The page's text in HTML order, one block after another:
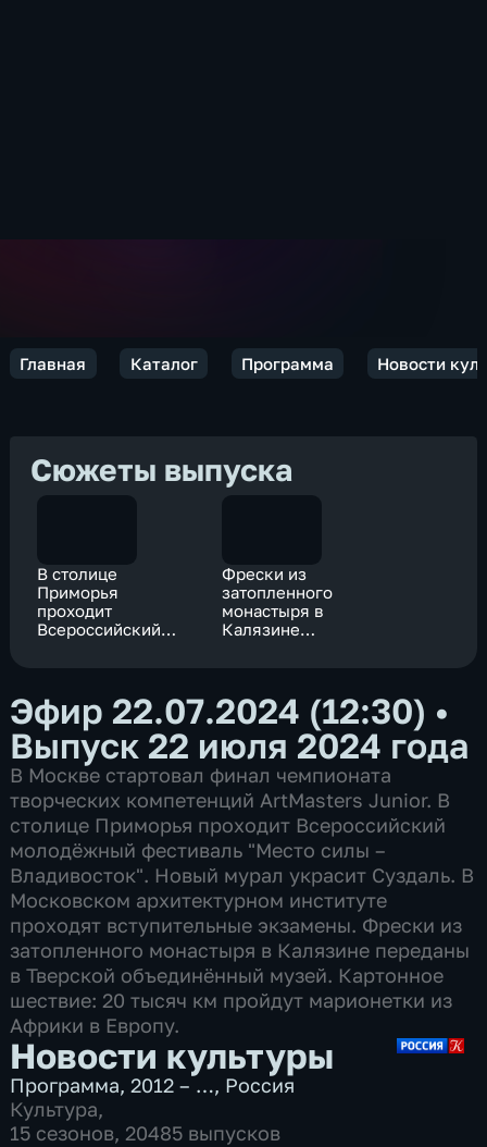
Главная Каталог Программа Новости
Сюжеты выпуска
В столице
Приморья
проходит
Всероссийский
Владивосток"
Фрески из
затопленного
монастыря в
Калязине
музей
Эфир 22.07.2024 (12:30) •
Выпуск 22 июля 2024 года
В Москве стартовал финал чемпионата
творческих компетенций ArtMasters Junior. В
столице Приморья проходит Всероссийский
молодёжный фестиваль "Место силы –
Владивосток". Новый мурал украсит Суздаль. В
Московском архитектурном институте
проходят вступительные экзамены. Фрески из
затопленного монастыря в Калязине переданы
в Тверской объединённый музей. Картонное
шествие: 20 тысяч км пройдут марионетки из
Африки в Европу.
Новости культуры
Программа,2012 – …, Россия
Культура,
15 сезонов, 20485 выпусков